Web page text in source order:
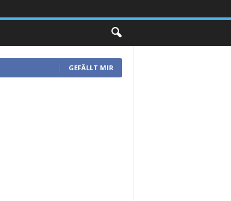
GEFÄLLT MIR